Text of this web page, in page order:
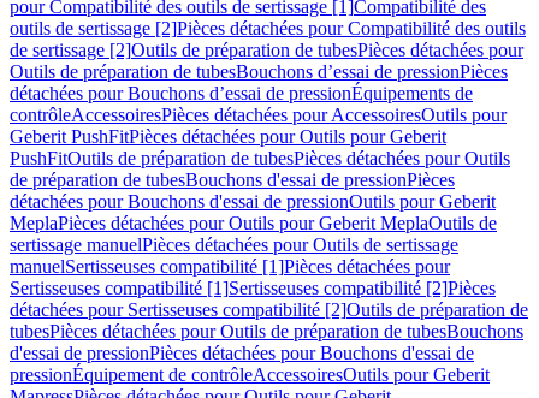
pour Compatibilité des outils de sertissage [1]Compatibilité des
outils de sertissage [2]Pièces détachées pour Compatibilité des outils
de sertissage [2]Outils de préparation de tubesPièces détachées pour
Outils de préparation de tubesBouchons d’essai de pressionPièces
détachées pour Bouchons d’essai de pressionÉquipements de
contrôleAccessoiresPièces détachées pour AccessoiresOutils pour
Geberit PushFitPièces détachées pour Outils pour Geberit
PushFitOutils de préparation de tubesPièces détachées pour Outils
de préparation de tubesBouchons d'essai de pressionPièces
détachées pour Bouchons d'essai de pressionOutils pour Geberit
MeplaPièces détachées pour Outils pour Geberit MeplaOutils de
sertissage manuelPièces détachées pour Outils de sertissage
manuelSertisseuses compatibilité [1]Pièces détachées pour
Sertisseuses compatibilité [1]Sertisseuses compatibilité [2]Pièces
détachées pour Sertisseuses compatibilité [2]Outils de préparation de
tubesPièces détachées pour Outils de préparation de tubesBouchons
d'essai de pressionPièces détachées pour Bouchons d'essai de
pressionÉquipement de contrôleAccessoiresOutils pour Geberit